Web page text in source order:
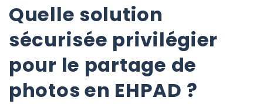
Quelle solution
sécurisée privilégier
pour le partage de
photos en EHPAD ?